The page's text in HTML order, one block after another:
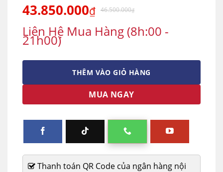
43.850.000₫ 46.500.000₫
Liên Hệ Mua Hàng (8h:00 -
21h00)
THÊM VÀO GIỎ HÀNG
MUA NGAY
Thanh toán QR Code của ngân hàng nội